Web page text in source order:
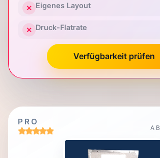
✕ Eigenes Layout
✕ Druck-Flatrate
Verfügbarkeit prüfen
PRO
AB